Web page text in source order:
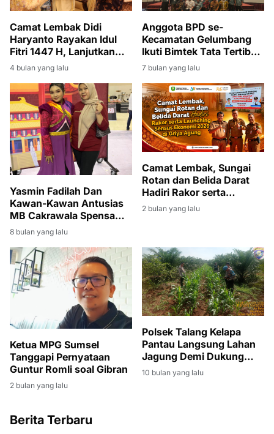
Camat Lembak Didi
Haryanto Rayakan Idul
Fitri 1447 H, Lanjutkan
Silaturahmi hingga ke
Rumah Gubernur Sumsel
4 bulan yang lalu
Anggota BPD se-
Kecamatan Gelumbang
Ikuti Bimtek Tata Tertib
dan Mekanisme Kerja di
Palembang
7 bulan yang lalu
Yasmin Fadilah Dan
Kawan-Kawan Antusias
MB Cakrawala Spensa
Pertahankan Juara di
Piala Menpora
8 bulan yang lalu
Camat Lembak, Sungai
Rotan dan Belida Darat
Hadiri Rakor serta
Launching Sensus
Ekonomi 2026 di Griya
2 bulan yang lalu
Ketua MPG Sumsel
Tanggapi Pernyataan
Guntur Romli soal Gibran
2 bulan yang lalu
Polsek Talang Kelapa
Pantau Langsung Lahan
Jagung Demi Dukung
Ketahanan Pangan
10 bulan yang lalu
Berita Terbaru